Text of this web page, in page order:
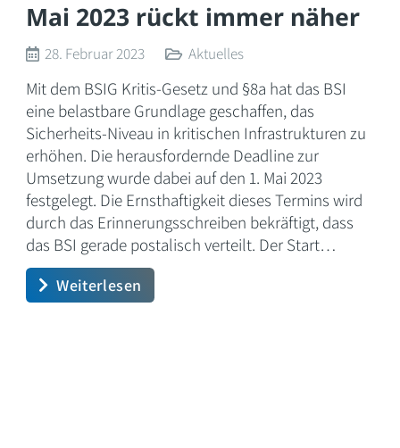
Mai 2023 rückt immer näher
28. Februar 2023 Aktuelles
Mit dem BSIG Kritis-Gesetz und §8a hat das BSI
eine belastbare Grundlage geschaffen, das
Sicherheits-Niveau in kritischen Infrastrukturen zu
erhöhen. Die herausfordernde Deadline zur
Umsetzung wurde dabei auf den 1. Mai 2023
festgelegt. Die Ernsthaftigkeit dieses Termins wird
durch das Erinnerungsschreiben bekräftigt, dass
das BSI gerade postalisch verteilt. Der Start…
Weiterlesen